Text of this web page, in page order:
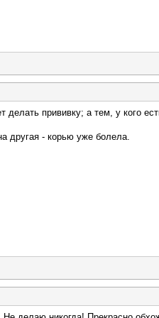
делать прививку; а тем, у кого
другая - корью уже болела.